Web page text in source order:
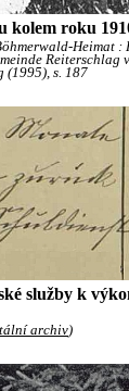
kolem roku
Heimat
Reiterschlag
(1995), s. 187
služby k
archiv)